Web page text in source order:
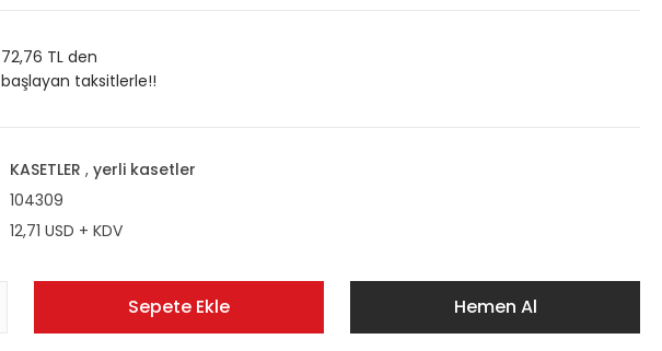
72,76 TL den
başlayan taksitlerle!!
KASETLER , yerli kasetler
104309
12,71 USD + KDV
Sepete Ekle Hemen Al